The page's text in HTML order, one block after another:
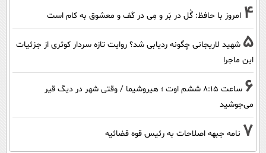
4 امروز با حافظ: گُل در بَر و مِی در کَف و معشوق به کام است
5 شهید لاریجانی چگونه ردیابی شد؟ روایت تازه سردار کوثری از جزئیات
این ماجرا
6
ساعت ۸:۱۵ ششم اوت ؛ هیروشیما / وقتی شهر در دیگ قیر
می‌جوشید
7 نامه جبهه اصلاحات به رئیس قوه قضائیه